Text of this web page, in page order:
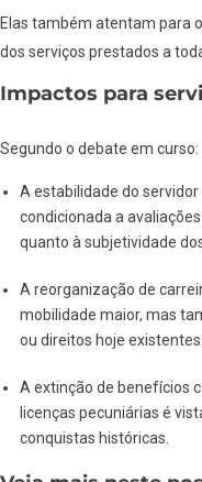
Elas também atentam para
dos serviços prestados a
Impactos para
Segundo o debate em curso:
A estabilidade do
condicionada a
quanto à subjetividade
A reorganização de
mobilidade maior, mas
ou direitos hoje existentes.
A extinção de benefícios
licenças pecuniárias é
conquistas históricas.